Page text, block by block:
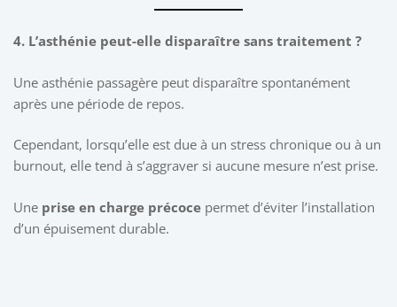
4. L’asthénie peut-elle disparaître sans traitement ?
Une asthénie passagère peut disparaître spontanément
après une période de repos.
Cependant, lorsqu’elle est due à un stress chronique ou à un
burnout, elle tend à s’aggraver si aucune mesure n’est prise.
Une prise en charge précoce permet d’éviter l’installation
d’un épuisement durable.